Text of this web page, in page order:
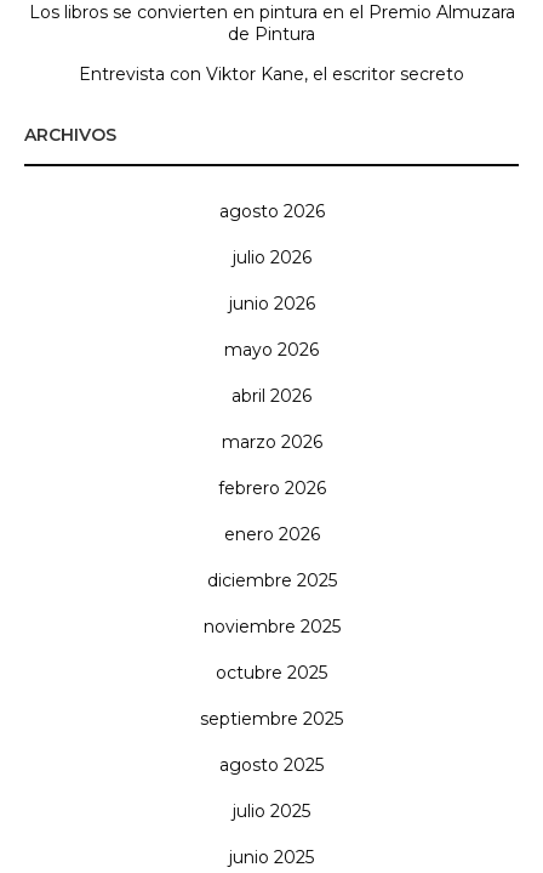
Los libros se convierten en pintura en el Premio Almuzara
de Pintura
Entrevista con Viktor Kane, el escritor secreto
ARCHIVOS
agosto 2026
julio 2026
junio 2026
mayo 2026
abril 2026
marzo 2026
febrero 2026
enero 2026
diciembre 2025
noviembre 2025
octubre 2025
septiembre 2025
agosto 2025
julio 2025
junio 2025